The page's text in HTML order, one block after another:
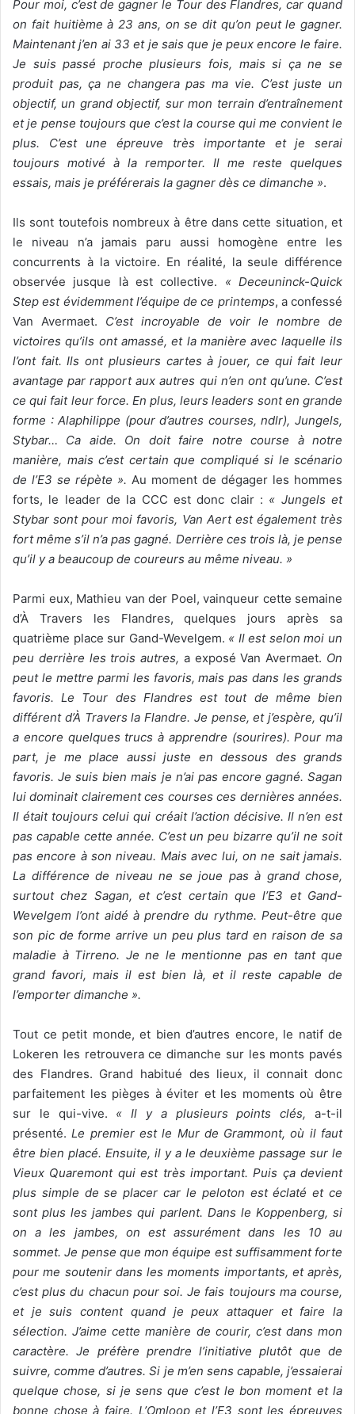
Pour moi, c’est de gagner le Tour des Flandres, car quand
on fait huitième à 23 ans, on se dit qu’on peut le gagner.
Maintenant j’en ai 33 et je sais que je peux encore le faire.
Je suis passé proche plusieurs fois, mais si ça ne se
produit pas, ça ne changera pas ma vie. C’est juste un
objectif, un grand objectif, sur mon terrain d’entraînement
et je pense toujours que c’est la course qui me convient le
plus. C’est une épreuve très importante et je serai
toujours motivé à la remporter. Il me reste quelques
essais, mais je préférerais la gagner dès ce dimanche ».
Ils sont toutefois nombreux à être dans cette situation, et
le niveau n’a jamais paru aussi homogène entre les
concurrents à la victoire. En réalité, la seule différence
observée jusque là est collective. « Deceuninck-Quick
Step est évidemment l’équipe de ce printemps, a confessé
Van Avermaet. C’est incroyable de voir le nombre de
victoires qu’ils ont amassé, et la manière avec laquelle ils
l’ont fait. Ils ont plusieurs cartes à jouer, ce qui fait leur
avantage par rapport aux autres qui n’en ont qu’une. C’est
ce qui fait leur force. En plus, leurs leaders sont en grande
forme : Alaphilippe (pour d’autres courses, ndlr), Jungels,
Stybar… Ca aide. On doit faire notre course à notre
manière, mais c’est certain que compliqué si le scénario
de l’E3 se répète ». Au moment de dégager les hommes
forts, le leader de la CCC est donc clair : « Jungels et
Stybar sont pour moi favoris, Van Aert est également très
fort même s’il n’a pas gagné. Derrière ces trois là, je pense
qu’il y a beaucoup de coureurs au même niveau. »
Parmi eux, Mathieu van der Poel, vainqueur cette semaine
d’À Travers les Flandres, quelques jours après sa
quatrième place sur Gand-Wevelgem. « Il est selon moi un
peu derrière les trois autres, a exposé Van Avermaet. On
peut le mettre parmi les favoris, mais pas dans les grands
favoris. Le Tour des Flandres est tout de même bien
différent d’À Travers la Flandre. Je pense, et j’espère, qu’il
a encore quelques trucs à apprendre (sourires). Pour ma
part, je me place aussi juste en dessous des grands
favoris. Je suis bien mais je n’ai pas encore gagné. Sagan
lui dominait clairement ces courses ces dernières années.
Il était toujours celui qui créait l’action décisive. Il n’en est
pas capable cette année. C’est un peu bizarre qu’il ne soit
pas encore à son niveau. Mais avec lui, on ne sait jamais.
La différence de niveau ne se joue pas à grand chose,
surtout chez Sagan, et c’est certain que l’E3 et Gand-
Wevelgem l’ont aidé à prendre du rythme. Peut-être que
son pic de forme arrive un peu plus tard en raison de sa
maladie à Tirreno. Je ne le mentionne pas en tant que
grand favori, mais il est bien là, et il reste capable de
l’emporter dimanche ».
Tout ce petit monde, et bien d’autres encore, le natif de
Lokeren les retrouvera ce dimanche sur les monts pavés
des Flandres. Grand habitué des lieux, il connait donc
parfaitement les pièges à éviter et les moments où être
sur le qui-vive. « Il y a plusieurs points clés, a-t-il
présenté.Le premier est le Mur de Grammont, où il faut
être bien placé. Ensuite, il y a le deuxième passage sur le
Vieux Quaremont qui est très important. Puis ça devient
plus simple de se placer car le peloton est éclaté et ce
sont plus les jambes qui parlent. Dans le Koppenberg, si
on a les jambes, on est assurément dans les 10 au
sommet. Je pense que mon équipe est suffisamment forte
pour me soutenir dans les moments importants, et après,
c’est plus du chacun pour soi. Je fais toujours ma course,
et je suis content quand je peux attaquer et faire la
sélection. J’aime cette manière de courir, c’est dans mon
caractère. Je préfère prendre l’initiative plutôt que de
suivre, comme d’autres. Si je m’en sens capable, j’essaierai
quelque chose, si je sens que c’est le bon moment et la
bonne chose à faire. L’Omloop et l’E3 sont les épreuves